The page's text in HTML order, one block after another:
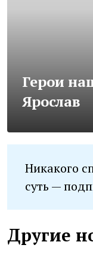
Герои
Ярослав
Никакого
суть —
Другие